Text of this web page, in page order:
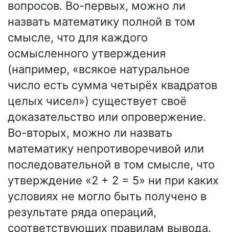
вопросов. Во-первых, можно ли
назвать математику полной в том
смысле, что для каждого
осмысленного утверждения
(например, «всякое натуральное
число есть сумма четырёх квадратов
целых чисел») существует своё
доказательство или опровержение.
Во-вторых, можно ли назвать
математику непротиворечивой или
последовательной в том смысле, что
утверждение «2 + 2 = 5» ни при каких
условиях не могло быть получено в
результате ряда операций,
соответствующих правилам вывода.